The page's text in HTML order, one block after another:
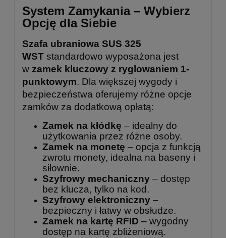
System Zamykania – Wybierz
Opcję dla Siebie
Szafa ubraniowa SUS 325
WST standardowo wyposażona jest
w zamek kluczowy z ryglowaniem 1-
punktowym. Dla większej wygody i
bezpieczeństwa oferujemy różne opcje
zamków za dodatkową opłatą:
Zamek na kłódkę – idealny do
użytkowania przez różne osoby.
Zamek na monetę – opcja z funkcją
zwrotu monety, idealna na baseny i
siłownie.
Szyfrowy mechaniczny – dostęp
bez klucza, tylko na kod.
Szyfrowy elektroniczny –
bezpieczny i łatwy w obsłudze.
Zamek na kartę RFID – wygodny
dostęp na kartę zbliżeniową.